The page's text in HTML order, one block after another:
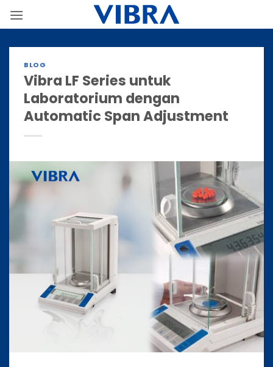
BLOG
Vibra LF Series untuk
Laboratorium dengan
Automatic Span Adjustment